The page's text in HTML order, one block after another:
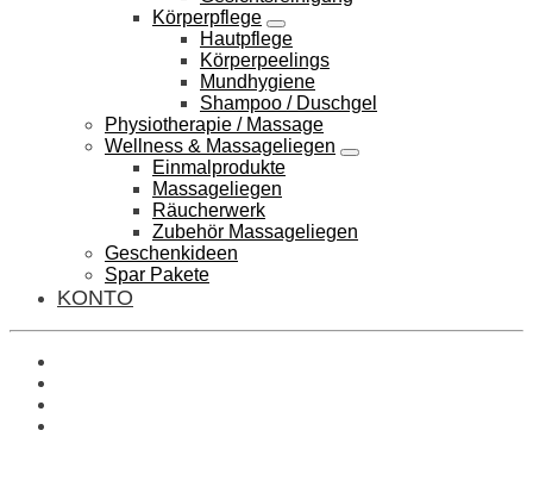
Körperpflege
Hautpflege
Körperpeelings
Mundhygiene
Shampoo / Duschgel
Physiotherapie / Massage
Wellness & Massageliegen
Einmalprodukte
Massageliegen
Räucherwerk
Zubehör Massageliegen
Geschenkideen
Spar Pakete
KONTO